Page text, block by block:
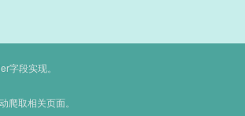
段实现。
取相关页面。